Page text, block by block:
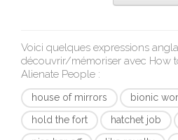
Voici quelques expressions
découvrir/mémoriser avec How
Alienate People :
house of mirrors bionic
hold the fort
hatchet job